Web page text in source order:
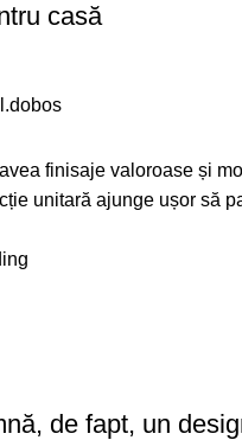
casă
finisaje valoroase și
unitară ajunge ușor să
de fapt, un